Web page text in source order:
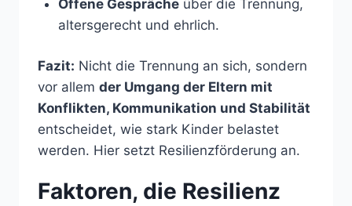
Offene Gesprächeüber die Trennung,
altersgerecht und ehrlich.
Fazit: Nicht die Trennung an sich, sondern
vor allem der Umgang der Eltern mit
Konflikten, Kommunikation und Stabilität
entscheidet, wie stark Kinder belastet
werden. Hier setzt Resilienzförderung an.
Faktoren, die Resilienz